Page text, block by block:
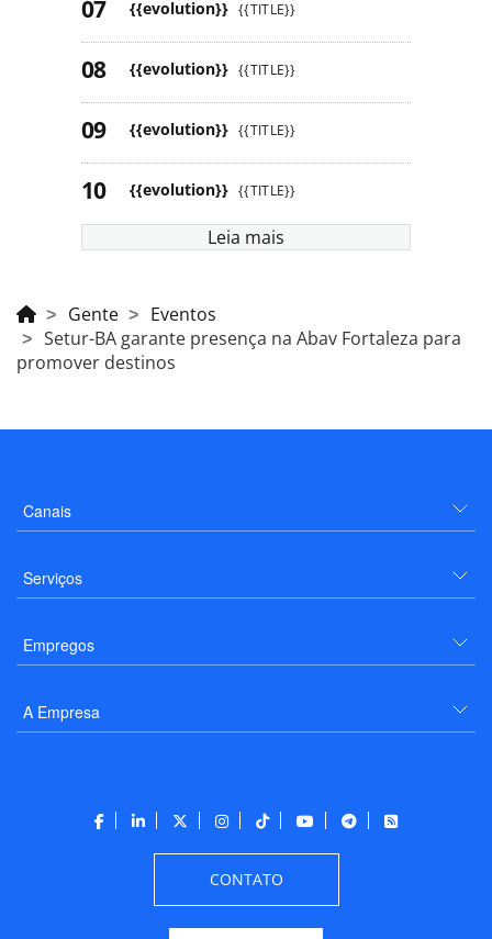
{{evolution}} {{TITLE}}
{{evolution}} {{TITLE}}
{{evolution}} {{TITLE}}
{{evolution}} {{TITLE}}
Leia mais
Gente
Eventos
Setur-BA garante presença na Abav Fortaleza para
promover destinos
Canais
Serviços
Empregos
A Empresa
CONTATO